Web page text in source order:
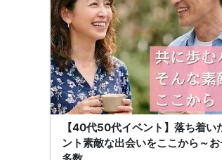
【40代50代イベント】落ち着い
ント素敵な出会いをここから～